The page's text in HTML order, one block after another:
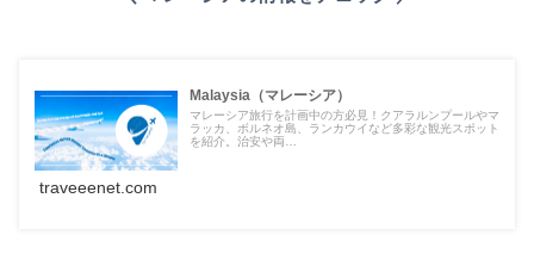
Malaysia（マレーシア）
マレーシア旅行を計画中の方必見！クアラルンプールやマ
ラッカ、ボルネオ島、ランカウイなど多彩な観光スポット
を紹介。治安や両…
traveeenet.com